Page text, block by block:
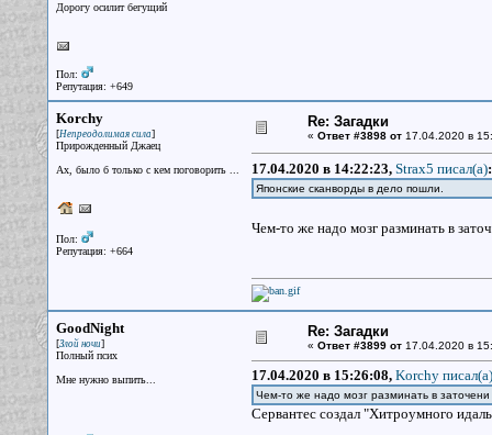
Дорогу осилит бегущий
Пол:
Репутация: +649
Korchy
[Непреодолимая сила]
Прирожденный Джаец
Ах, было б только с кем поговорить ...
Пол:
Репутация: +664
Re: Загадки
« Ответ #3898 от17.04.2020 в
17.04.2020 в 14:22:23, Strax5 писал(a):
Японские сканворды в дело пошли.
Чем-то же надо мозг разминать в
GoodNight
[Злой ночи]
Полный псих
Мне нужно выпить...
Re: Загадки
« Ответ #3899 от17.04.2020 в
17.04.2020 в 15:26:08, Korchy писал(a)
Чем-то же надо мозг разминать в заточени
Сервантес создал "Хитроумного